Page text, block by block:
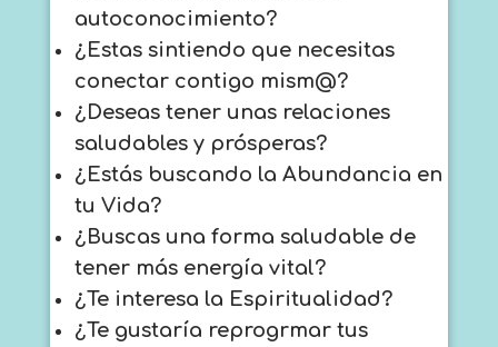
autoconocimiento?
¿Estas sintiendo que necesitas
conectar contigo mism@?
¿Deseas tener unas relaciones
saludables y prósperas?
¿Estás buscando la Abundancia en
tu Vida?
¿Buscas una forma saludable de
tener más energía vital?
¿Te interesa la Espiritualidad?
¿Te gustaría reprogrmar tus